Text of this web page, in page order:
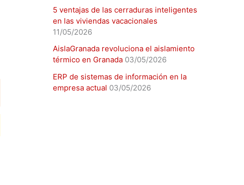
5 ventajas de las cerraduras inteligentes
en las viviendas vacacionales
11/05/2026
AislaGranada revoluciona el aislamiento
térmico en Granada 03/05/2026
ERP de sistemas de información en la
empresa actual 03/05/2026